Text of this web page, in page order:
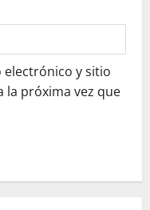
y sitio
la próxima vez que